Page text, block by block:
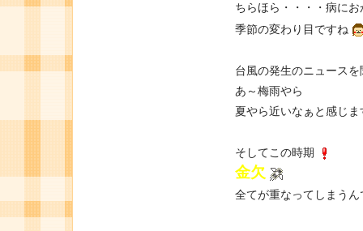
ちらほら・・・・病に
季節の変わり目ですね
台風の発生のニュース
あ～梅雨やら
夏やら近いなぁと感じま
そしてこの時期
金欠
全てが重なってしまうん